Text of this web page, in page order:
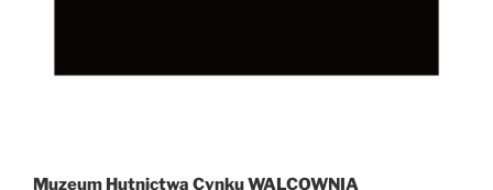
Muzeum Hutnictwa Cynku WALCOWNIA